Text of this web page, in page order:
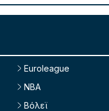
Euroleague
NBA
Βόλεϊ